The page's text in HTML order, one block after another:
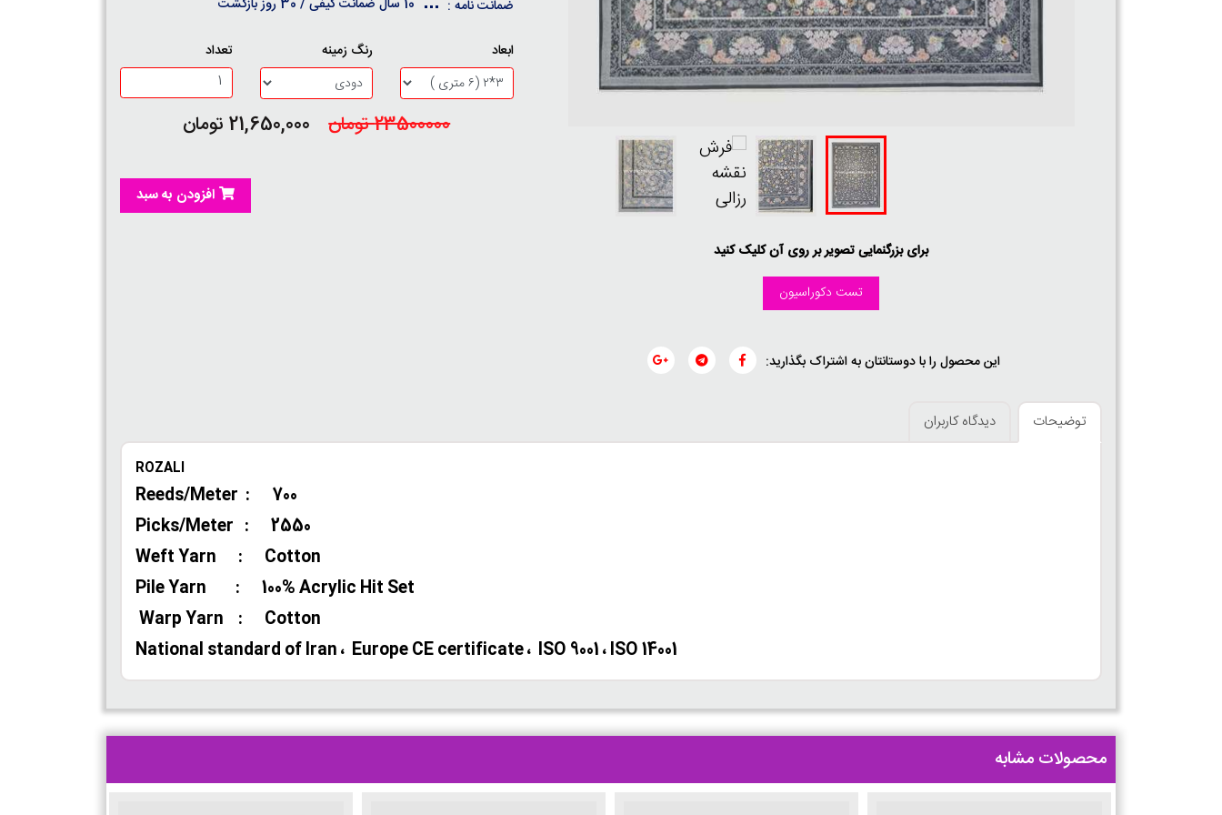
برای بزرگنمایی تصویر بر روی آن کلیک کنید
تست دکوراسیون
این محصول را با دوستانتان به اشتراک بگذارید:
ضمانت نامه :
10 سال ضمانت کیفی / 30 روز بازگشت
ابعاد رنگ زمینه تعداد
23500000 تومان 21,650,000 تومان
افزودن به سبد
توضیحات دیدگاه کاربران
ROZALI
Reeds/Meter : 700
Picks/Meter : 2550
Weft Yarn : Cotton
Pile Yarn : 100% Acrylic Hit Set
Warp Yarn : Cotton
National standard of Iran ، Europe CE certificate ، ISO 9001 ، ISO 14001
محصولات مشابه